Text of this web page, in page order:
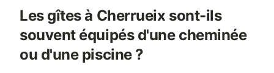
Les gîtes à Cherrueix sont-ils
souvent équipés d'une cheminée
ou d'une piscine ?